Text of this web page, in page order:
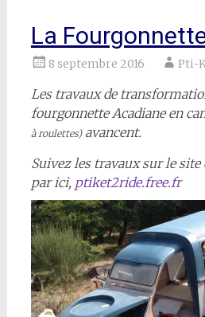
La
8 septembre 2016 Pti-
Les travaux de
fourgonnette Acadiane en
à roulettes)avancent.
Suivez les travaux sur le
par ici, ptiket2ride.free.fr